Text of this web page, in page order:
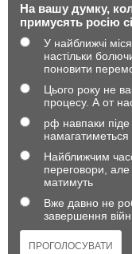
На вашу думку,
примусять росію
У найближчі
настільки
поновити
Цього року не
процесу. А от
рф навпаки піде
Найближчим
переговори, але
матимуть
Вже давно не
завершення